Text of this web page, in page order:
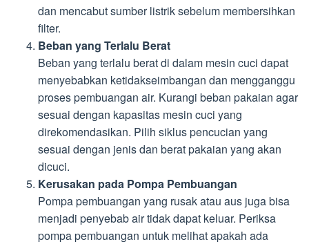
dan mencabut sumber listrik sebelum membersihkan
filter.
Beban yang Terlalu Berat
Beban yang terlalu berat di dalam mesin cuci dapat
menyebabkan ketidakseimbangan dan mengganggu
proses pembuangan air. Kurangi beban pakaian agar
sesuai dengan kapasitas mesin cuci yang
direkomendasikan. Pilih siklus pencucian yang
sesuai dengan jenis dan berat pakaian yang akan
dicuci.
Kerusakan pada Pompa Pembuangan
Pompa pembuangan yang rusak atau aus juga bisa
menjadi penyebab air tidak dapat keluar. Periksa
pompa pembuangan untuk melihat apakah ada